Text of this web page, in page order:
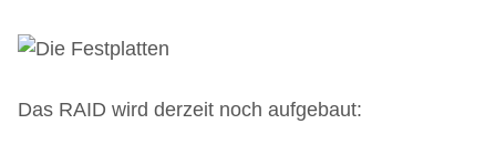
Das RAID wird derzeit noch aufgebaut: